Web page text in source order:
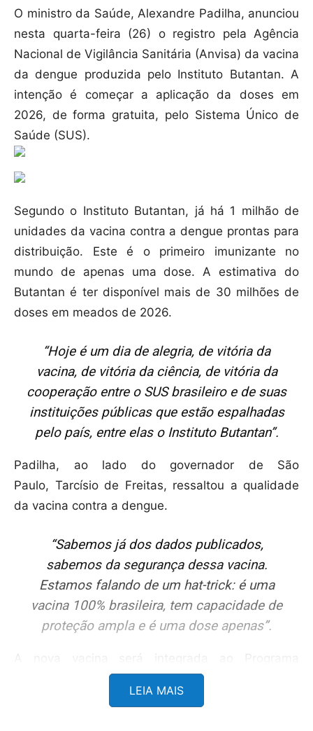
O ministro da Saúde, Alexandre Padilha, anunciou
nesta quarta-feira (26) o registro pela Agência
Nacional de Vigilância Sanitária (Anvisa) da vacina
da dengue produzida pelo Instituto Butantan. A
intenção é começar a aplicação da doses em
2026, de forma gratuita, pelo Sistema Único de
Saúde (SUS).
Segundo o Instituto Butantan, já há 1 milhão de
unidades da vacina contra a dengue prontas para
distribuição. Este é o primeiro imunizante no
mundo de apenas uma dose. A estimativa do
Butantan é ter disponível mais de 30 milhões de
doses em meados de 2026.
“Hoje é um dia de alegria, de vitória da
vacina, de vitória da ciência, de vitória da
cooperação entre o SUS brasileiro e de suas
instituições públicas que estão espalhadas
pelo país, entre elas o Instituto Butantan”.
Padilha, ao lado do governador de São
Paulo, Tarcísio de Freitas, ressaltou a qualidade
da vacina contra a dengue.
“Sabemos já dos dados publicados,
sabemos da segurança dessa vacina.
Estamos falando de um hat-trick: é uma
vacina 100% brasileira, tem capacidade de
proteção ampla e é uma dose apenas”.
A nova vacina será integrada ao Programa
Nacional de Imunização (PNI). De acordo com o
governo, o ministério apresentará a novidade já
LEIA MAIS